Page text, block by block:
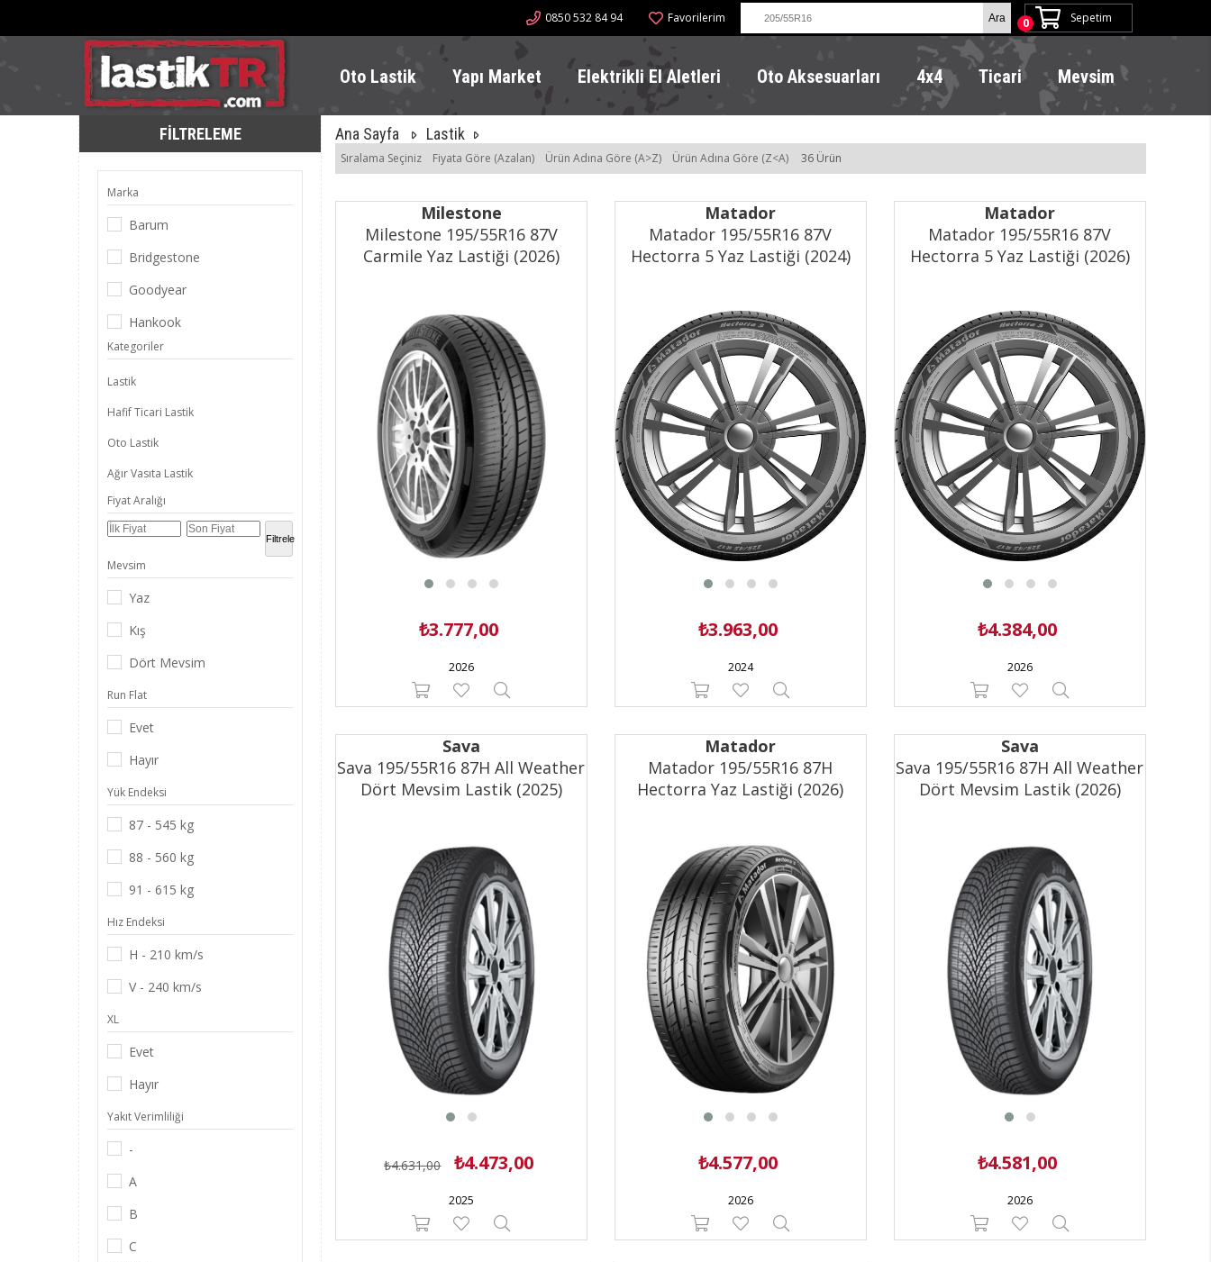
Sepetim
0
Favorilerim
0850 532 84 94
Oto Lastik Yapı Market Elektrikli El Aletleri Oto Aksesuarları 4x4 Ticari Mevsim
FILTRELEME
Marka
Barum
Bridgestone
Goodyear
Hankook
Lassa
Matador
Michelin
Milestone
Petlas
Sava
Kategoriler
Lastik
Hafif Ticari Lastik
Oto Lastik
Ağır Vasıta Lastik
4x4 Lastik
İş Makinası Lastikleri
Semi - Slick Lastikler
Dört Mevsim Lastik
Kış Lastiği
Yazlık Lastik
Ev ve Yaşam
Lastik Aktarım Yaz
Lastik Aktarım Kış
Yeni Ürünler
Yapı Market Hırdavat
Profesyonel Ses Işık Görüntü
Sistemleri
Fiyat Aralığı
Filtrele ₺1.000,00 - ₺10.000,00 (36)
Mevsim
Yaz
Kış
Dört Mevsim
Run Flat
Evet
Hayır
Yük Endeksi
87 - 545 kg
88 - 560 kg
91 - 615 kg
Hız Endeksi
H - 210 km/s
V - 240 km/s
XL
Evet
Hayır
Yakıt Verimliliği
-
A
B
C
Ana Sayfa Lastik
Sıralama Seçiniz Fiyata Göre (Azalan) Ürün Adına Göre (A>Z) Ürün Adına Göre (Z<A) 36 Ürün
Milestone
Milestone 195/55R16 87V
Carmile Yaz Lastiği (2026)
₺3.777,00
2026
Matador
Matador 195/55R16 87V
Hectorra 5 Yaz Lastiği (2024)
₺3.963,00
2024
Matador
Matador 195/55R16 87V
Hectorra 5 Yaz Lastiği (2026)
₺4.384,00
2026
Sava
Sava 195/55R16 87H All Weather
Dört Mevsim Lastik (2025)
₺4.473,00
₺4.631,00
2025
Matador
Matador 195/55R16 87H
Hectorra Yaz Lastiği (2026)
₺4.577,00
2026
Sava
Sava 195/55R16 87H All Weather
Dört Mevsim Lastik (2026)
₺4.581,00
2026